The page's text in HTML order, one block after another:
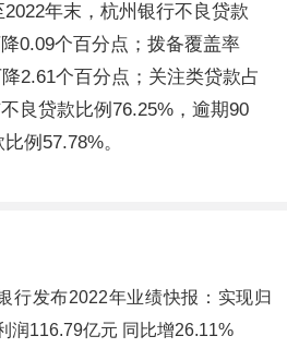
年末，杭州银行不良贷款
0.09个百分点；拨备覆盖率
2.61个百分点；关注类贷款占
良贷款比例76.25%，逾期90
例57.78%。
行发布2022年业绩快报：实现归
润116.79亿元 同比增26.11%